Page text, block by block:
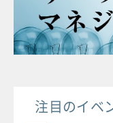
注目のイベ